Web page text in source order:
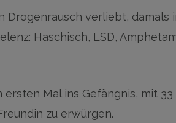
Drogenrausch verliebt, damals
Haschisch, LSD,
Mal ins Gefängnis, mit
zu erwürgen.